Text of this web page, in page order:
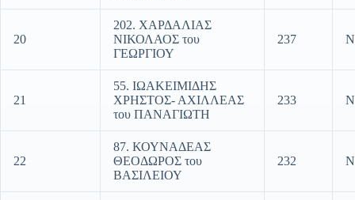
20
202. ΧΑΡΔΑΛΙΑΣ
ΝΙΚΟΛΑΟΣ του
ΓΕΩΡΓΙΟΥ
237
21
55. ΙΩΑΚΕΙΜΙΔΗΣ
ΧΡΗΣΤΟΣ- ΑΧΙΛΛΕΑΣ
του ΠΑΝΑΓΙΩΤΗ
233
22
87. ΚΟΥΝΑΔΕΑΣ
ΘΕΟΔΩΡΟΣ του
ΒΑΣΙΛΕΙΟΥ
232